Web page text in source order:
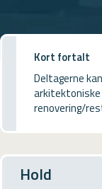
Kort fortalt
Deltagerne
arkitektoniske
renovering/
Hold